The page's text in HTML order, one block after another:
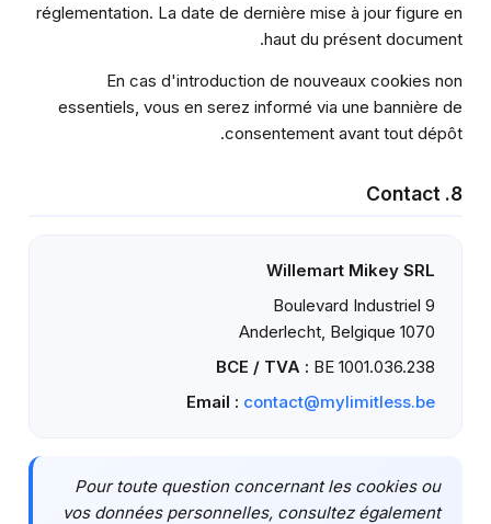
réglementation. La date de dernière mise à jour figure en
haut du présent document.
En cas d'introduction de nouveaux cookies non
essentiels, vous en serez informé via une bannière de
consentement avant tout dépôt.
8. Contact
Willemart Mikey SRL
Boulevard Industriel 9
1070 Anderlecht, Belgique
BCE / TVA : BE 1001.036.238
Email : contact@mylimitless.be
Pour toute question concernant les cookies ou
vos données personnelles, consultez également